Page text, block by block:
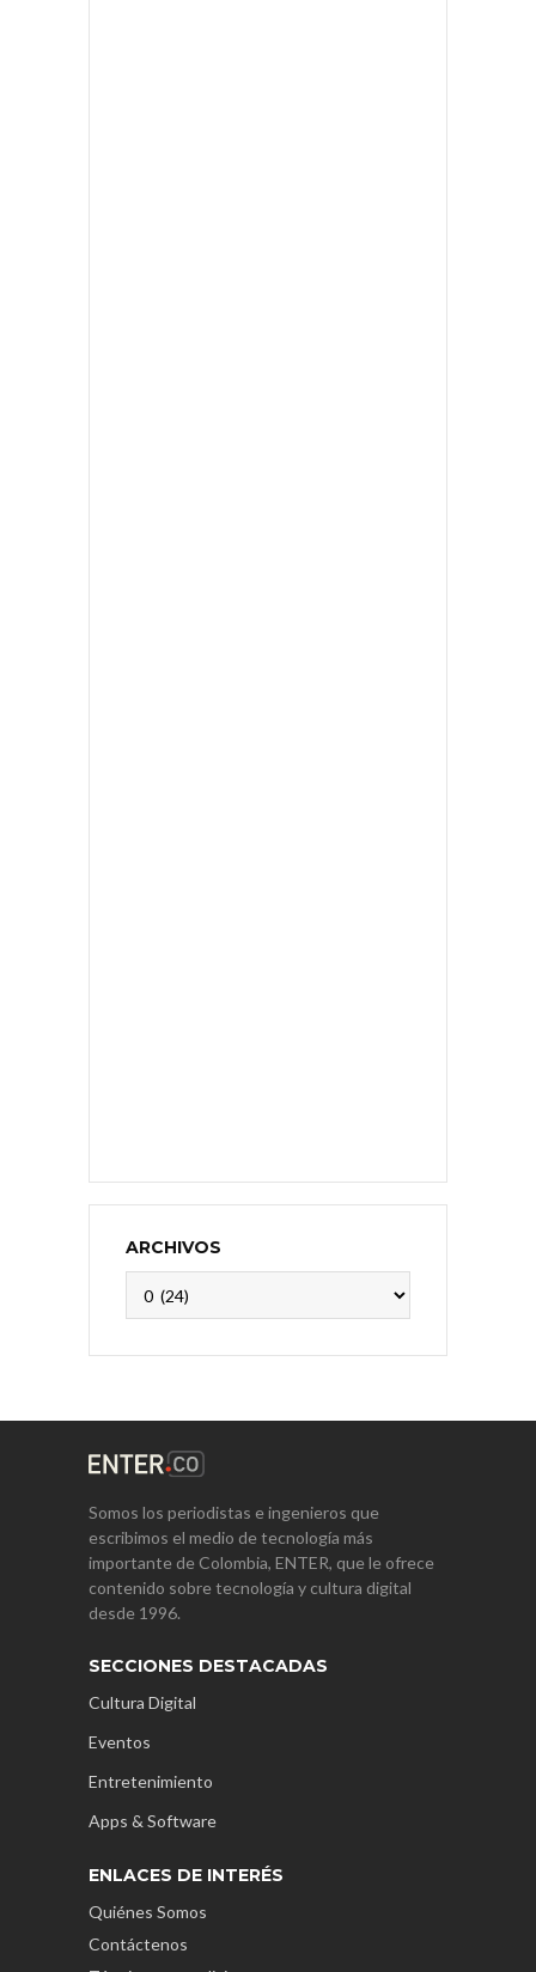
ARCHIVOS
Somos los periodistas e ingenieros que
escribimos el medio de tecnología más
importante de Colombia, ENTER, que le ofrece
contenido sobre tecnología y cultura digital
desde 1996.
SECCIONES DESTACADAS
Cultura Digital
Eventos
Entretenimiento
Apps & Software
ENLACES DE INTERÉS
Quiénes Somos
Contáctenos